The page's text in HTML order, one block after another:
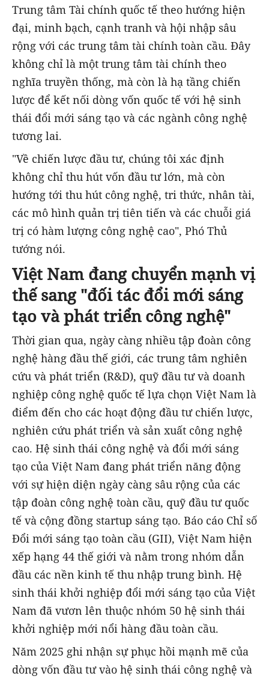
Trung tâm Tài chính quốc tế theo hướng hiện
đại, minh bạch, cạnh tranh và hội nhập sâu
rộng với các trung tâm tài chính toàn cầu. Đây
không chỉ là một trung tâm tài chính theo
nghĩa truyền thống, mà còn là hạ tầng chiến
lược để kết nối dòng vốn quốc tế với hệ sinh
thái đổi mới sáng tạo và các ngành công nghệ
tương lai.
"Về chiến lược đầu tư, chúng tôi xác định
không chỉ thu hút vốn đầu tư lớn, mà còn
hướng tới thu hút công nghệ, tri thức, nhân tài,
các mô hình quản trị tiên tiến và các chuỗi giá
trị có hàm lượng công nghệ cao", Phó Thủ
tướng nói.
Việt Nam đang chuyển mạnh vị
thế sang "đối tác đổi mới sáng
tạo và phát triển công nghệ"
Thời gian qua, ngày càng nhiều tập đoàn công
nghệ hàng đầu thế giới, các trung tâm nghiên
cứu và phát triển (R&D), quỹ đầu tư và doanh
nghiệp công nghệ quốc tế lựa chọn Việt Nam là
điểm đến cho các hoạt động đầu tư chiến lược,
nghiên cứu phát triển và sản xuất công nghệ
cao. Hệ sinh thái công nghệ và đổi mới sáng
tạo của Việt Nam đang phát triển năng động
với sự hiện diện ngày càng sâu rộng của các
tập đoàn công nghệ toàn cầu, quỹ đầu tư quốc
tế và cộng đồng startup sáng tạo. Báo cáo Chỉ số
Đổi mới sáng tạo toàn cầu (GII), Việt Nam hiện
xếp hạng 44 thế giới và nằm trong nhóm dẫn
đầu các nền kinh tế thu nhập trung bình. Hệ
sinh thái khởi nghiệp đổi mới sáng tạo của Việt
Nam đã vươn lên thuộc nhóm 50 hệ sinh thái
khởi nghiệp mới nổi hàng đầu toàn cầu.
Năm 2025 ghi nhận sự phục hồi mạnh mẽ của
dòng vốn đầu tư vào hệ sinh thái công nghệ và